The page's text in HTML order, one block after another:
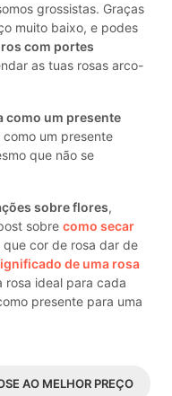
grossistas. Graças
muito baixo, e podes
com portes
as tuas rosas arco-
como um presente
um presente
que não se
sobre flores,
sobre como secar
que cor de rosa dar de
de uma rosa
rosa ideal para cada
presente para uma
AO MELHOR PREÇO